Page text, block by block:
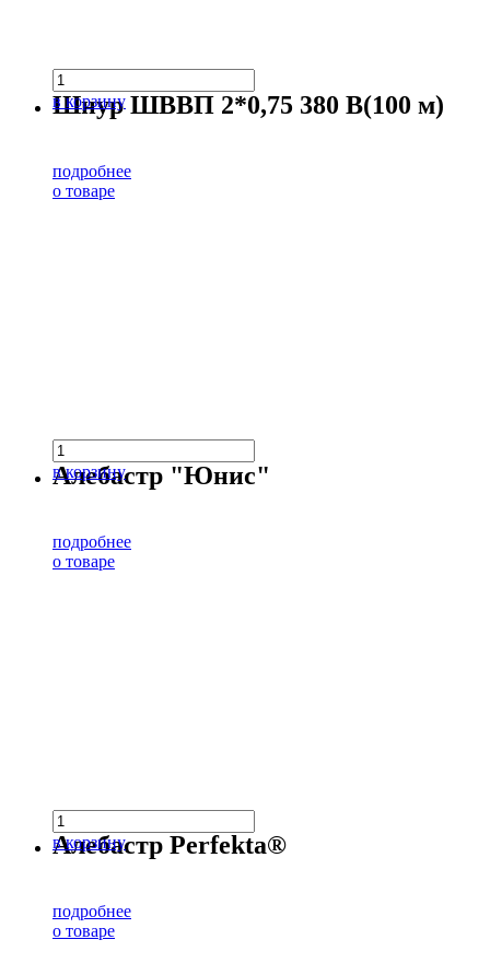
в корзину
Шнур ШВВП 2*0,75 380 В(100 м)
подробнее
о товаре
в корзину
Алебастр "Юнис"
подробнее
о товаре
в корзину
Алебастр Perfekta®
подробнее
о товаре